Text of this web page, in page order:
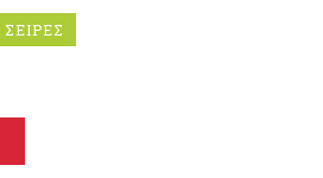
ΣΕΙΡΕΣ